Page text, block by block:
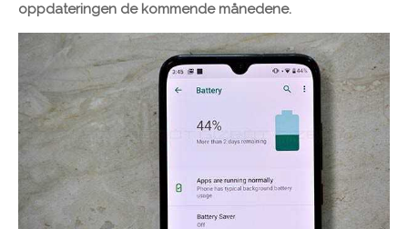
oppdateringen de kommende månedene.